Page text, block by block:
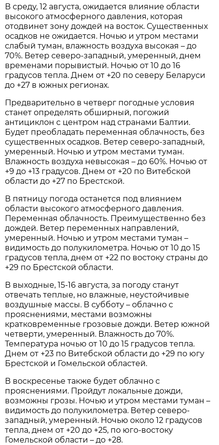
В среду, 12 августа, ожидается влияние области
высокого атмосферного давления, которая
отодвинет зону дождей на восток. Существенных
осадков не ожидается. Ночью и утром местами
слабый туман, влажность воздуха высокая – до
70%. Ветер северо-западный, умеренный, днем
временами порывистый. Ночью от 10 до 16
градусов тепла. Днем от +20 по северу Беларуси
до +27 в южных регионах.
Предварительно в четверг погодные условия
станет определять обширный, погожий
антициклон с центром над странами Балтии.
Будет преобладать переменная облачность, без
существенных осадков. Ветер северо-западный,
умеренный. Ночью и утром местами туман.
Влажность воздуха невысокая – до 60%. Ночью от
+9 до +13 градусов. Днем от +20 по Витебской
области до +27 по Брестской.
В пятницу погода останется под влиянием
области высокого атмосферного давления.
Переменная облачность. Преимущественно без
дождей. Ветер переменных направлений,
умеренный. Ночью и утром местами туман –
видимость до полукилометра. Ночью от 10 до 15
градусов тепла, днем от +22 по востоку страны до
+29 по Брестской области.
В выходные, 15-16 августа, за погоду станут
отвечать теплые, но влажные, неустойчивые
воздушные массы. В субботу – облачно с
прояснениями, местами возможны
кратковременные грозовые дожди. Ветер южной
четверти, умеренный. Влажность до 70%.
Температура ночью от 10 до 15 градусов тепла.
Днем от +23 по Витебской области до +29 по югу
Брестской и Гомельской областей.
В воскресенье также будет облачно с
прояснениями. Пройдут локальные дожди,
возможны грозы. Ночью и утром местами туман –
видимость до полукилометра. Ветер северо-
западный, умеренный. Ночью около 12 градусов
тепла, днем от +20 до +25, по юго-востоку
Гомельской области – до +28.